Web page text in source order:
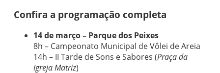
Confira a programação completa
14 de março – Parque dos Peixes
8h – Campeonato Municipal de Vôlei de Areia
14h – II Tarde de Sons e Sabores (Praça da
Igreja Matriz)